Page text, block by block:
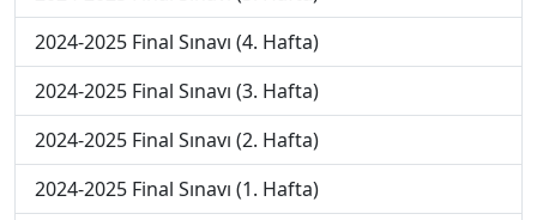
2024-2025 Final Sınavı (4. Hafta)
2024-2025 Final Sınavı (3. Hafta)
2024-2025 Final Sınavı (2. Hafta)
2024-2025 Final Sınavı (1. Hafta)